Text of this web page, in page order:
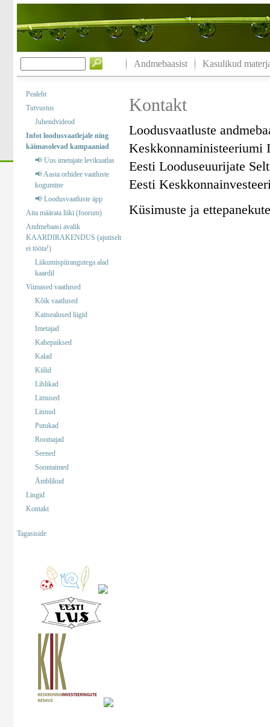
Andmebaasist Kasulikud
Pealeht
Tutvustus
Juhendvideod
Infot loodusvaatlejale ning
käimasolevad kampaaniad
📢 Uus imetajate levikuatlas
📢 Aasta orhidee vaatluste
kogumine
📢 Loodusvaatluste äpp
Aita määrata liiki (foorum)
Andmebaasi avalik
KAARDIRAKENDUS (ajutiselt
ei tööta!)
Liikumispiirangutega alad
kaardil
Viimased vaatlused
Kõik vaatlused
Kaitsealused liigid
Imetajad
Kahepaiksed
Kalad
Kiilid
Liblikad
Limused
Linnud
Putukad
Roomajad
Seened
Soontaimed
Ämblikud
Lingid
Kontakt
Tagasiside
Kontakt
Loodusvaatluste
Keskkonnaministeeriumi
Eesti Looduseuurijate
Eesti
Küsimuste ja